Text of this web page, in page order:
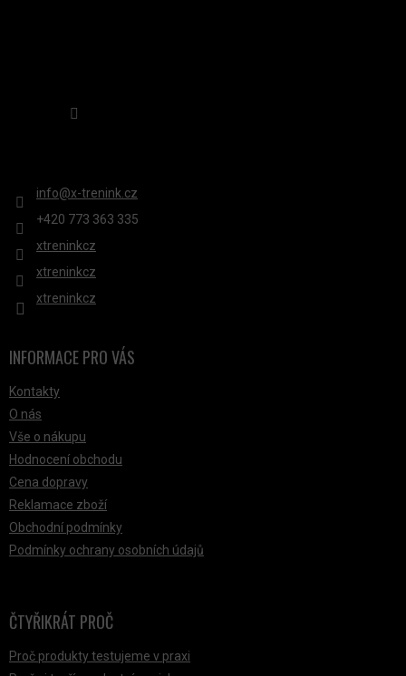
info@x-trenink.cz
+420 ‭773 363 335
xtreninkcz
xtreninkcz
xtreninkcz
INFORMACE PRO VÁS
Kontakty
O nás
Vše o nákupu
Hodnocení obchodu
Cena dopravy
Reklamace zboží
Obchodní podmínky
Podmínky ochrany osobních údajů
ČTYŘIKRÁT PROČ
Proč produkty testujeme v praxi